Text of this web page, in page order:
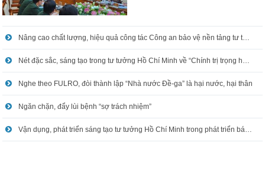
Nâng cao chất lượng, hiệu quả công tác Công an bảo vệ nền tảng tư tưởng của Đảng
Nét đặc sắc, sáng tạo trong tư tưởng Hồ Chí Minh về “Chính trị trọng hơn quân sự”
Nghe theo FULRO, đòi thành lập “Nhà nước Đề-ga” là hại nước, hại thân
Ngăn chặn, đẩy lùi bệnh “sợ trách nhiệm”
Vận dụng, phát triển sáng tạo tư tưởng Hồ Chí Minh trong phát triển báo chí - truyền thông